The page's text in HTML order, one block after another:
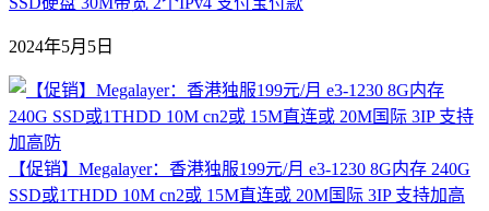
2024年5月5日
【促销】Megalayer：香港独服199元/月 e3-1230 8G内存 240G
SSD或1THDD 10M cn2或 15M直连或 20M国际 3IP 支持加高